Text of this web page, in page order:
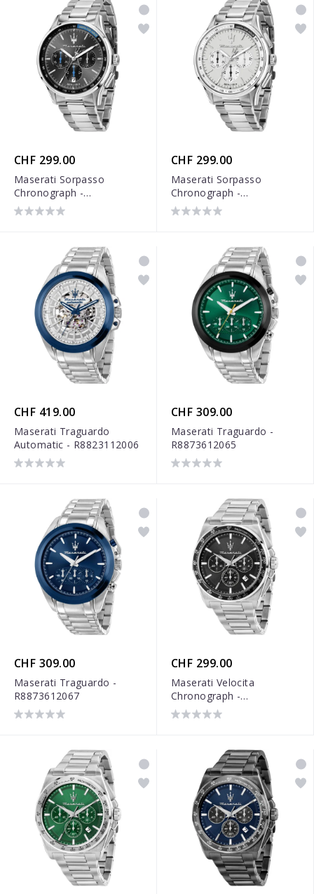
CHF 299.00
Maserati Sorpasso
Chronograph -
R8873624008
CHF 299.00
Maserati Sorpasso
Chronograph -
R8873624013
CHF 419.00
Maserati Traguardo
Automatic - R8823112006
CHF 309.00
Maserati Traguardo -
R8873612065
CHF 309.00
Maserati Traguardo -
R8873612067
CHF 299.00
Maserati Velocita
Chronograph -
R8873652012